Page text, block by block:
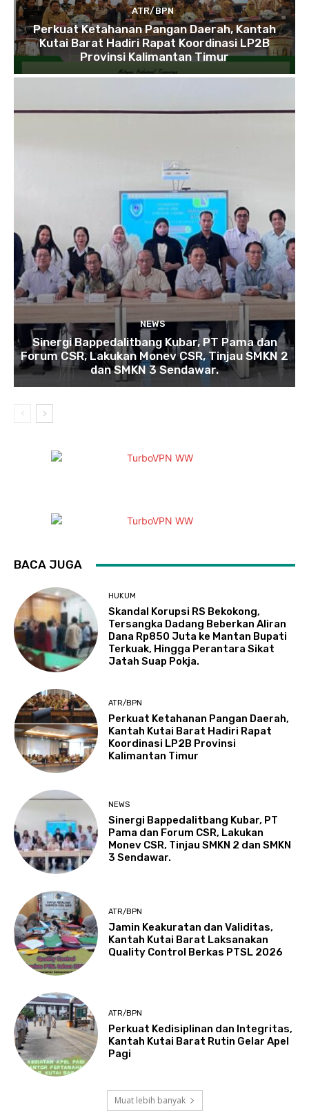
ATR/BPN
Perkuat Ketahanan Pangan Daerah, Kantah
Kutai Barat Hadiri Rapat Koordinasi LP2B
Provinsi Kalimantan Timur
NEWS
Sinergi Bappedalitbang Kubar, PT Pama dan
Forum CSR, Lakukan Monev CSR, Tinjau SMKN 2
dan SMKN 3 Sendawar.
BACA JUGA
HUKUM
Skandal Korupsi RS Bekokong,
Tersangka Dadang Beberkan Aliran
Dana Rp850 Juta ke Mantan Bupati
Terkuak, Hingga Perantara Sikat
Jatah Suap Pokja.
ATR/BPN
Perkuat Ketahanan Pangan Daerah,
Kantah Kutai Barat Hadiri Rapat
Koordinasi LP2B Provinsi
Kalimantan Timur
NEWS
Sinergi Bappedalitbang Kubar, PT
Pama dan Forum CSR, Lakukan
Monev CSR, Tinjau SMKN 2 dan SMKN
3 Sendawar.
ATR/BPN
Jamin Keakuratan dan Validitas,
Kantah Kutai Barat Laksanakan
Quality Control Berkas PTSL 2026
ATR/BPN
Perkuat Kedisiplinan dan Integritas,
Kantah Kutai Barat Rutin Gelar Apel
Pagi
Muat lebih banyak